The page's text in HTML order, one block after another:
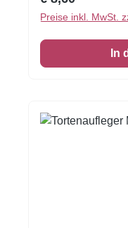
schneiden oder
- keine
Sie Ihre
hat einen
Preise inkl. MwSt.
In